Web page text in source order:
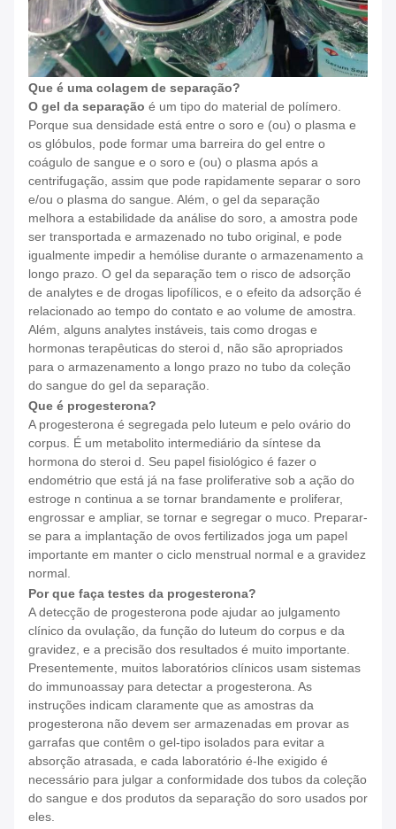
Que é uma colagem de separação?
O gel da separação é um tipo do material de polímero.
Porque sua densidade está entre o soro e (ou) o plasma e
os glóbulos, pode formar uma barreira do gel entre o
coágulo de sangue e o soro e (ou) o plasma após a
centrifugação, assim que pode rapidamente separar o soro
e/ou o plasma do sangue. Além, o gel da separação
melhora a estabilidade da análise do soro, a amostra pode
ser transportada e armazenado no tubo original, e pode
igualmente impedir a hemólise durante o armazenamento a
longo prazo. O gel da separação tem o risco de adsorção
de analytes e de drogas lipofílicos, e o efeito da adsorção é
relacionado ao tempo do contato e ao volume de amostra.
Além, alguns analytes instáveis, tais como drogas e
hormonas terapêuticas do steroi d, não são apropriados
para o armazenamento a longo prazo no tubo da coleção
do sangue do gel da separação.
Que é progesterona?
A progesterona é segregada pelo luteum e pelo ovário do
corpus. É um metabolito intermediário da síntese da
hormona do steroi d. Seu papel fisiológico é fazer o
endométrio que está já na fase proliferative sob a ação do
estroge n continua a se tornar brandamente e proliferar,
engrossar e ampliar, se tornar e segregar o muco. Preparar-
se para a implantação de ovos fertilizados joga um papel
importante em manter o ciclo menstrual normal e a gravidez
normal.
Por que faça testes da progesterona?
A detecção de progesterona pode ajudar ao julgamento
clínico da ovulação, da função do luteum do corpus e da
gravidez, e a precisão dos resultados é muito importante.
Presentemente, muitos laboratórios clínicos usam sistemas
do immunoassay para detectar a progesterona. As
instruções indicam claramente que as amostras da
progesterona não devem ser armazenadas em provar as
garrafas que contêm o gel-tipo isolados para evitar a
absorção atrasada, e cada laboratório é-lhe exigido é
necessário para julgar a conformidade dos tubos da coleção
do sangue e dos produtos da separação do soro usados por
eles.